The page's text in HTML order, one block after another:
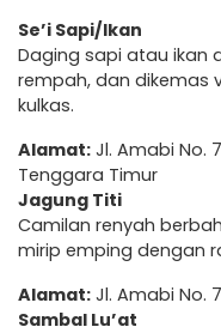
Se’i Sapi/Ikan
Daging sapi atau ikan
rempah, dan dikemas
kulkas.
Alamat: Jl. Amabi No.
Tenggara Timur
Jagung Titi
Camilan renyah
mirip emping dengan
Alamat: Jl. Amabi No.
Sambal Lu’at